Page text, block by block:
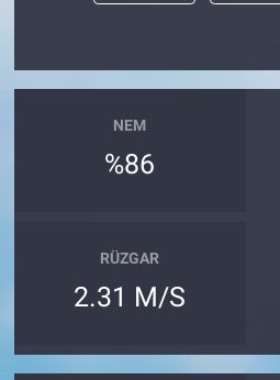
NEM
%86
RÜZGAR
2.31 M/S